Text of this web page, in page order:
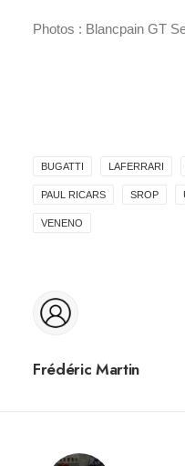
Photos : Blancpain GT
BUGATTI LAFERRARI
PAUL RICARS SROP
VENENO
Frédéric Martin